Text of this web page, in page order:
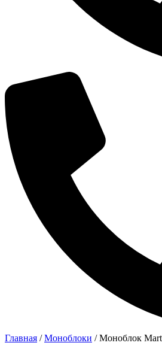
Главная /Моноблоки / Моноблок